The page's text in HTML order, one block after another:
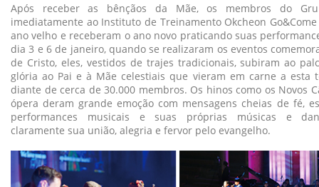
Após receber as bênçãos da Mãe, os membros do
imediatamente ao Instituto de Treinamento Okcheon
ano velho e receberam o ano novo praticando suas
dia 3 e 6 de janeiro, quando se realizaram os eventos
de Cristo, eles, vestidos de trajes tradicionais, subiram ao
glória ao Pai e à Mãe celestiais que vieram em carne a esta
diante de cerca de 30.000 membros. Os hinos como os Novos
ópera deram grande emoção com mensagens cheias de fé,
performances musicais e suas próprias músicas e
claramente sua união, alegria e fervor pelo evangelho.